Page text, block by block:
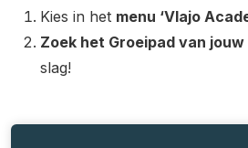
Kies in het menu ‘Vlajo
Zoek het Groeipad van jouw
slag!